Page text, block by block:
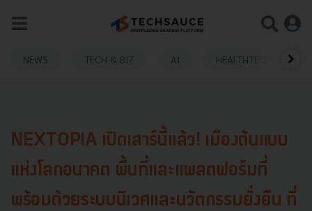
NEWS TECH & BIZ AI HEALTHTECH
NEXTOPIA เปิดเสาร์นี้แล้ว! เมืองต้นแบบ
แห่งโลกอนาคต พื้นที่และแพลตฟอร์มที่
พร้อมด้วยระบบนิเวศและนวัตกรรมยั่งยืน ที่